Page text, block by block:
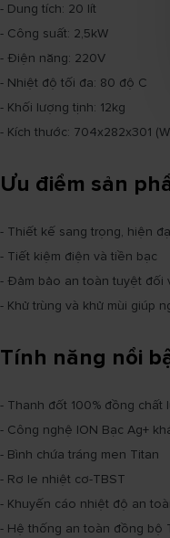
- Dung tích: 20 lít
- Công suất: 2,5kW
- Điện năng: 220V
- Nhiệt độ tối đa: 80 độ C
- Khối lượng tịnh: 12kg
- Kích thước: 704x282x301
Ưu điểm sản
- Thiết kế sang trọng, hiện
- Tiết kiệm điện và tiền bạc
- Đảm bảo an toàn tuyệt đối
- Khử trùng và khử mùi giúp
Tính năng nổi
- Thanh đốt 100% đồng chất
- Công nghệ ION Bạc Ag+
- Bình chứa tráng men Titan
- Rơ le nhiệt cơ-TBST
- Khuyến cáo nhiệt độ an
- Hệ thống an toàn đồng bộ